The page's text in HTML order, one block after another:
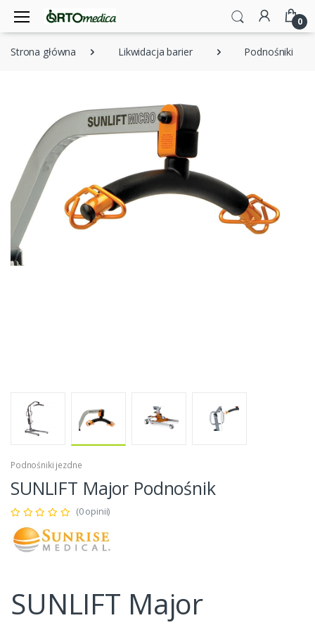
0
Strona główna Likwidacja barier Podnośniki
Podnośniki jezdne
SUNLIFT Major Podnośnik
(0 opinii)
SUNLIFT Major